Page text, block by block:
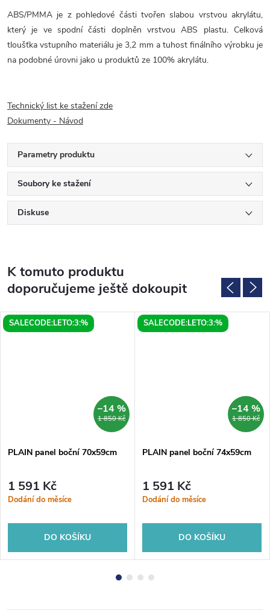
ABS/PMMA je z pohledové části tvořen slabou vrstvou akrylátu,
který je ve spodní části doplněn vrstvou ABS plastu. Celková
tloušťka vstupního materiálu je 3,2 mm a tuhost finálního výrobku je
na podobné úrovni jako u produktů ze 100% akrylátu.
Technický list ke stažení zde
Dokumenty - Návod
Parametry produktu
Soubory ke stažení
Diskuse
K tomuto produktu
doporučujeme ještě dokoupit
SALECODE:LETO:3:%
1 850 Kč
–14 %
PLAIN panel boční 70x59cm
1 591 Kč
Dodání do měsíce
DO KOŠÍKU
SALECODE:LETO:3:%
1 850 Kč
–14 %
PLAIN panel boční 74x59cm
1 591 Kč
Dodání do měsíce
DO KOŠÍKU